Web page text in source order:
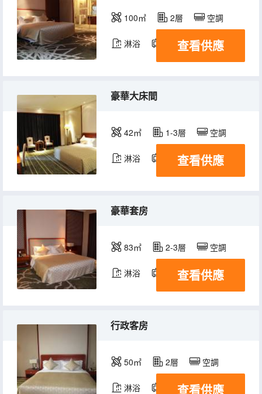
100㎡ 2層 空調
淋浴 電視機
查看供應
豪華大床間
42㎡ 1-3層 空調
淋浴 電視機
查看供應
豪華套房
83㎡ 2-3層 空調
淋浴 電視機
查看供應
行政客房
50㎡ 2層 空調
淋浴 電視機
查看供應